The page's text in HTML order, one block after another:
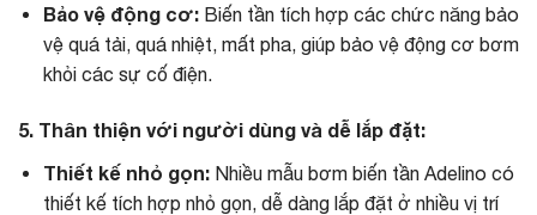
Bảo vệ động cơ:Biến tần tích hợp các chức năng bảo
vệ quá tải, quá nhiệt, mất pha, giúp bảo vệ động cơ bơm
khỏi các sự cố điện.
5. Thân thiện với người dùng và dễ lắp đặt:
Thiết kế nhỏ gọn:Nhiều mẫu bơm biến tần Adelino có
thiết kế tích hợp nhỏ gọn, dễ dàng lắp đặt ở nhiều vị trí